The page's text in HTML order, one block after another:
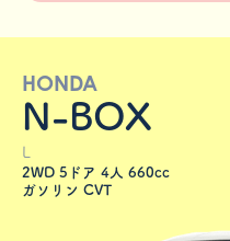
HONDA
N-BOX
L
2WD 5ドア 4人 660cc
ガソリン CVT